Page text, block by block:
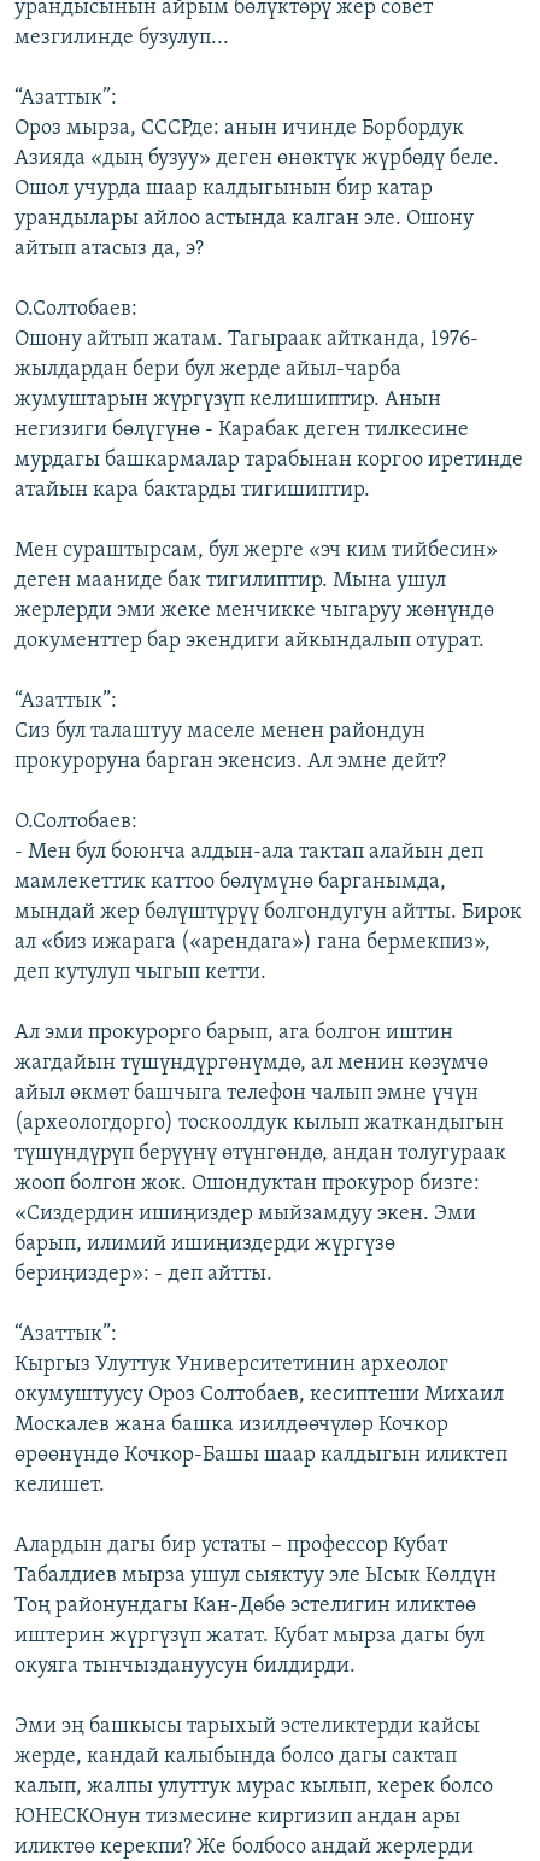
урандысынын айрым бөлүктөрү жер совет
мезгилинде бузулуп...
“Азаттык”:
Ороз мырза, СССРде: анын ичинде Борбордук
Азияда «дың бузуу» деген өнөктүк жүрбөдү беле.
Ошол учурда шаар калдыгынын бир катар
урандылары айлоо астында калган эле. Ошону
айтып атасыз да, э?
О.Солтобаев:
Ошону айтып жатам. Тагыраак айтканда, 1976-
жылдардан бери бул жерде айыл-чарба
жумуштарын жүргүзүп келишиптир. Анын
негизиги бөлүгүнө - Карабак деген тилкесине
мурдагы башкармалар тарабынан коргоо иретинде
атайын кара бактарды тигишиптир.
Мен сураштырсам, бул жерге «эч ким тийбесин»
деген мааниде бак тигилиптир. Мына ушул
жерлерди эми жеке менчикке чыгаруу жөнүндө
документтер бар экендиги айкындалып отурат.
“Азаттык”:
Сиз бул талаштуу маселе менен райондун
прокуроруна барган экенсиз. Ал эмне дейт?
О.Солтобаев:
- Мен бул боюнча алдын-ала тактап алайын деп
мамлекеттик каттоо бөлүмүнө барганымда,
мындай жер бөлүштүрүү болгондугун айтты. Бирок
ал «биз ижарага («арендага») гана бермекпиз»,
деп кутулуп чыгып кетти.
Ал эми прокурорго барып, ага болгон иштин
жагдайын түшүндүргөнүмдө, ал менин көзүмчө
айыл өкмөт башчыга телефон чалып эмне үчүн
(археологдорго) тоскоолдук кылып жаткандыгын
түшүндүрүп берүүнү өтүнгөндө, андан толугураак
жооп болгон жок. Ошондуктан прокурор бизге:
«Сиздердин ишиңиздер мыйзамдуу экен. Эми
барып, илимий ишиңиздерди жүргүзө
бериңиздер»: - деп айтты.
“Азаттык”:
Кыргыз Улуттук Университетинин археолог
окумуштуусу Ороз Солтобаев, кесиптеши Михаил
Москалев жана башка изилдөөчүлөр Кочкор
өрөөнүндө Кочкор-Башы шаар калдыгын иликтеп
келишет.
Алардын дагы бир устаты – профессор Кубат
Табалдиев мырза ушул сыяктуу эле Ысык Көлдүн
Тоң районундагы Кан-Дөбө эстелигин иликтөө
иштерин жүргүзүп жатат. Кубат мырза дагы бул
окуяга тынчыздануусун билдирди.
Эми эң башкысы тарыхый эстеликтерди кайсы
жерде, кандай калыбында болсо дагы сактап
калып, жалпы улуттук мурас кылып, керек болсо
ЮНЕСКОнун тизмесине киргизип андан ары
иликтөө керекпи? Же болбосо андай жерлерди